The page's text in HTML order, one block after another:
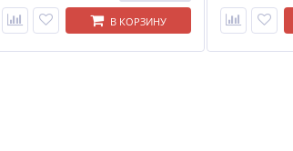
В КОРЗИНУ